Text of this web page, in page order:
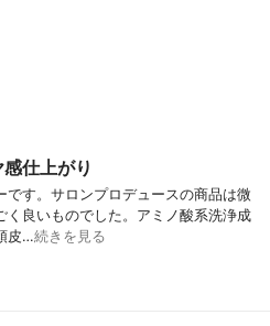
仕上がり
す。サロンプロデュースの商品は微
く良いものでした。アミノ酸系洗浄成
皮…続きを見る